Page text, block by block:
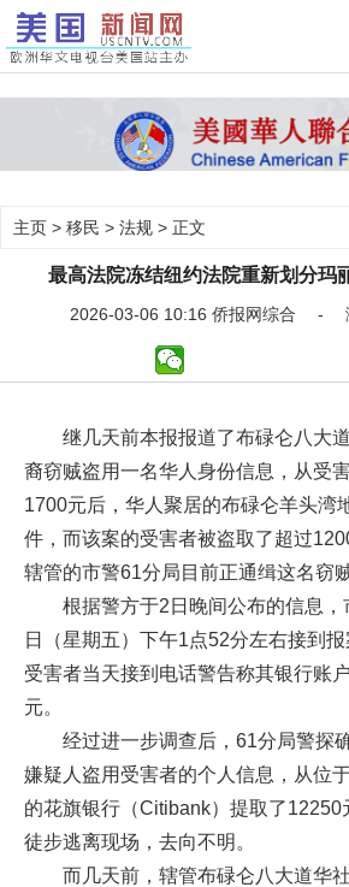
主页 > 移民 > 法规 > 正文
最高法院冻结纽约法院重新划分玛
2026-03-06 10:16 侨报网综合 -
继几天前本报报道了布碌仑八大
裔窃贼盗用一名华人身份信息，从受
1700元后，华人聚居的布碌仑羊头湾
件，而该案的受害者被盗取了超过
辖管的市警61分局目前正通缉这名窃贼
根据警方于2日晚间公布的信息
日（星期五）下午1点52分左右接到
受害者当天接到电话警告称其银行账
元。
经过进一步调查后，61分局警探
嫌疑人盗用受害者的个人信息，从位
的花旗银行（Citibank）提取了12250
徒步逃离现场，去向不明。
而几天前，辖管布碌仑八大道华